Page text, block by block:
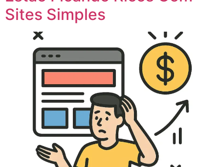
Sites Simples